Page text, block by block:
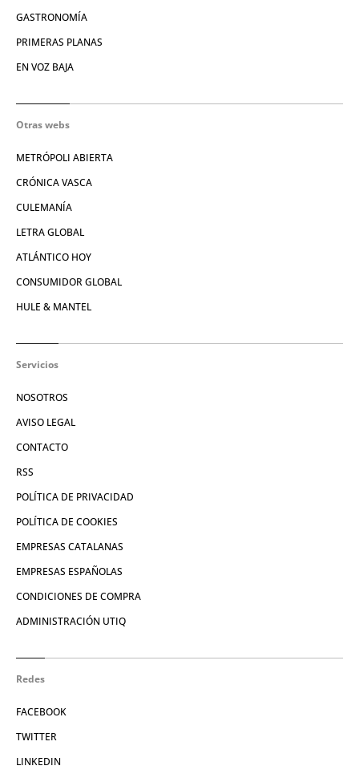
GASTRONOMÍA
PRIMERAS PLANAS
EN VOZ BAJA
Otras webs
METRÓPOLI ABIERTA
CRÓNICA VASCA
CULEMANÍA
LETRA GLOBAL
ATLÁNTICO HOY
CONSUMIDOR GLOBAL
HULE & MANTEL
Servicios
NOSOTROS
AVISO LEGAL
CONTACTO
RSS
POLÍTICA DE PRIVACIDAD
POLÍTICA DE COOKIES
EMPRESAS CATALANAS
EMPRESAS ESPAÑOLAS
CONDICIONES DE COMPRA
ADMINISTRACIÓN UTIQ
Redes
FACEBOOK
TWITTER
LINKEDIN